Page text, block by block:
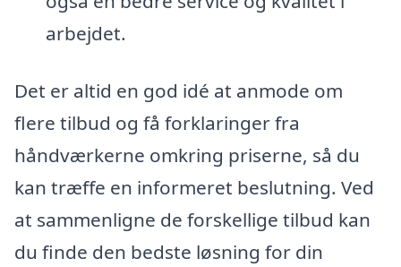
arbejdet.
Det er altid en god idé at anmode om
flere tilbud og få forklaringer fra
håndværkerne omkring priserne, så du
kan træffe en informeret beslutning. Ved
at sammenligne de forskellige tilbud kan
du finde den bedste løsning for din